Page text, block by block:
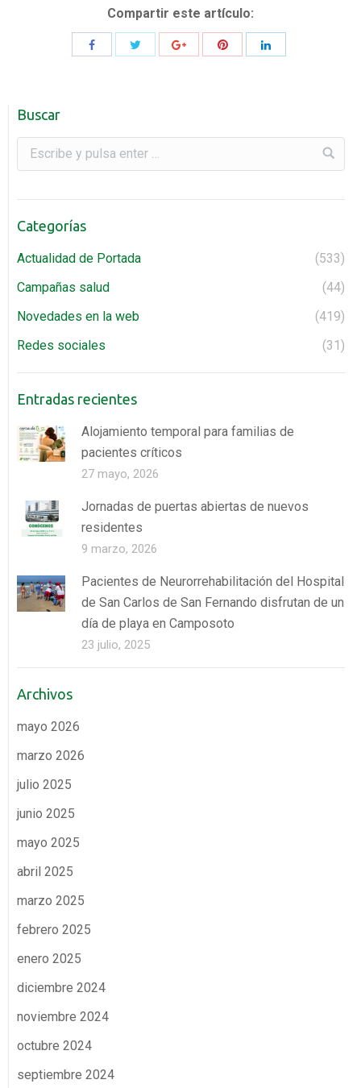
Compartir este artículo:
Buscar
Categorías
Actualidad de Portada
(533)
Campañas salud
(44)
Novedades en la web
(419)
Redes sociales
(31)
Entradas recientes
Alojamiento temporal para familias de
pacientes críticos
27 mayo, 2026
Jornadas de puertas abiertas de nuevos
residentes
9 marzo, 2026
Pacientes de Neurorrehabilitación del Hospital
de San Carlos de San Fernando disfrutan de un
día de playa en Camposoto
23 julio, 2025
Archivos
mayo 2026
marzo 2026
julio 2025
junio 2025
mayo 2025
abril 2025
marzo 2025
febrero 2025
enero 2025
diciembre 2024
noviembre 2024
octubre 2024
septiembre 2024